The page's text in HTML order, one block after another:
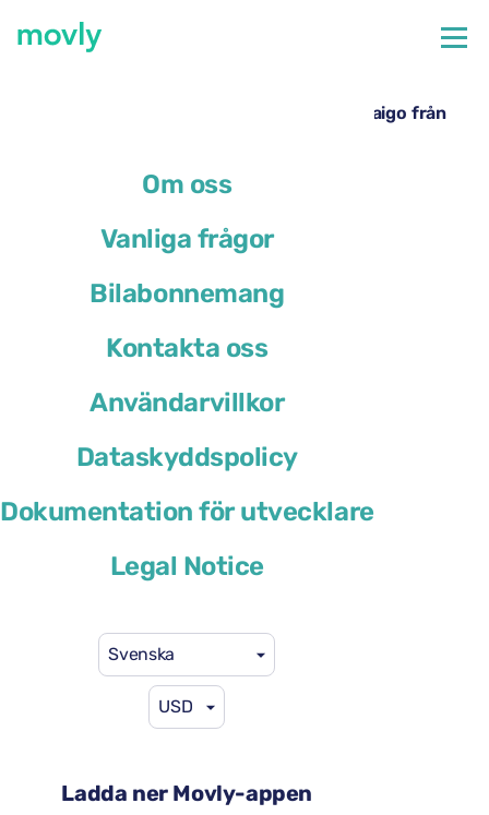
Om oss
Vanliga frågor
Bilabonnemang
Kontakta oss
Användarvillkor
Dataskyddspolicy
Dokumentation för utvecklare
Legal Notice
Svenska
USD
Ladda ner Movly-appen
Hyrbil på Málagas flygplats – Volkswagen Taigo från
Volkswagen Taigo
Automatisk växellåda